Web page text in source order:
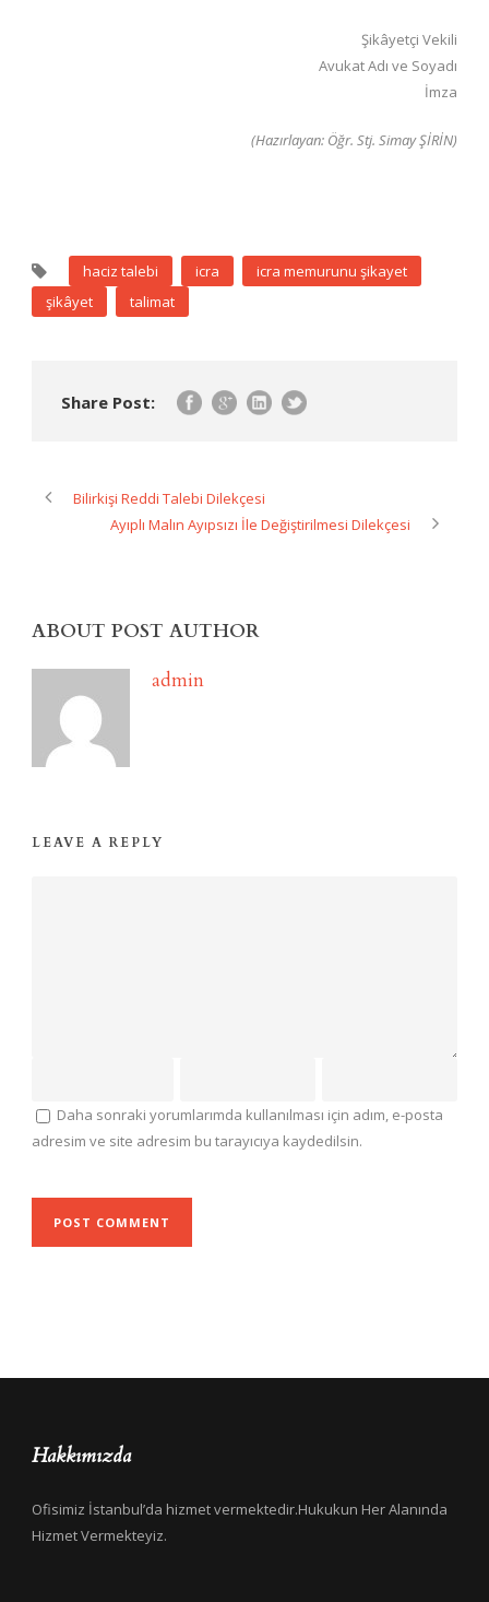
Şikâyetçi Vekili
Avukat Adı ve Soyadı
İmza
(Hazırlayan: Öğr. Stj. Simay ŞİRİN)
haciz talebi icra
icra memurunu şikayet
şikâyet
talimat
Share Post:
Bilirkişi Reddi Talebi Dilekçesi
Ayıplı Malın Ayıpsızı İle Değiştirilmesi Dilekçesi
ABOUT POST AUTHOR
admin
LEAVE A REPLY
Daha sonraki yorumlarımda kullanılması için adım, e-posta
adresim ve site adresim bu tarayıcıya kaydedilsin.
Hakkımızda
Ofisimiz İstanbul’da hizmet vermektedir.Hukukun Her Alanında
Hizmet Vermekteyiz.